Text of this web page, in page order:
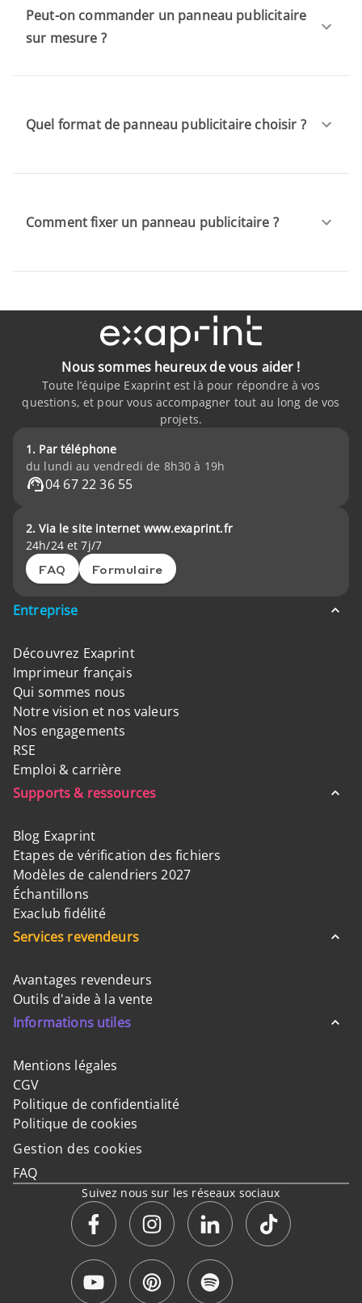
Peut-on commander un panneau publicitaire
sur mesure ?
Quel format de panneau publicitaire choisir ?
Comment fixer un panneau publicitaire ?
Nous sommes heureux de vous aider !
Toute l’équipe Exaprint est là pour répondre à vos
questions, et pour vous accompagner tout au long de vos
projets.
1. Par téléphone
du lundi au vendredi de 8h30 à 19h
04 67 22 36 55
2. Via le site internet www.exaprint.fr
24h/24 et 7j/7
FAQ Formulaire
Entreprise
Découvrez Exaprint
Imprimeur français
Qui sommes nous
Notre vision et nos valeurs
Nos engagements
RSE
Emploi & carrière
Supports & ressources
Blog Exaprint
Etapes de vérification des fichiers
Modèles de calendriers 2027
Échantillons
Exaclub fidélité
Services revendeurs
Avantages revendeurs
Outils d'aide à la vente
Informations utiles
Mentions légales
CGV
Politique de confidentialité
Politique de cookies
Gestion des cookies
FAQ
Suivez nous sur les réseaux sociaux